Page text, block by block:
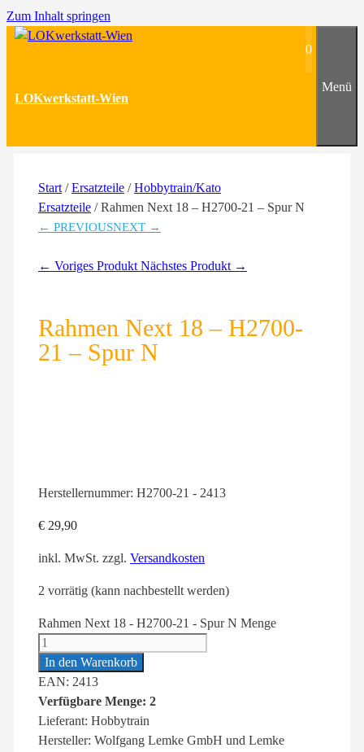
Zum Inhalt springen
LOKwerkstatt-Wien
0
Menü
Start /Ersatzteile /Hobbytrain/Kato
Ersatzteile / Rahmen Next 18 – H2700-21 – Spur N
← PREVIOUSNEXT →
← Voriges Produkt Nächstes Produkt →
Rahmen Next 18 – H2700-
21 – Spur N
Herstellernummer: H2700-21 - 2413
€ 29,90
inkl. MwSt. zzgl. Versandkosten
2 vorrätig (kann nachbestellt werden)
Rahmen Next 18 - H2700-21 - Spur N Menge
In den Warenkorb
EAN: 2413
Verfügbare Menge: 2
Lieferant: Hobbytrain
Hersteller: Wolfgang Lemke GmbH und Lemke